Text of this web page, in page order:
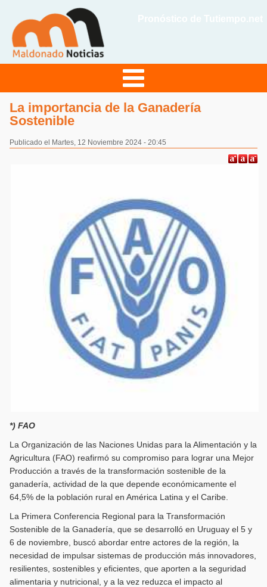
La importancia de la Ganadería
Sostenible
Publicado el Martes, 12 Noviembre 2024 - 20:45
*) FAO
La Organización de las Naciones Unidas para la Alimentación y la
Agricultura (FAO) reafirmó su compromiso para lograr una Mejor
Producción a través de la transformación sostenible de la
ganadería, actividad de la que depende económicamente el
64,5% de la población rural en América Latina y el Caribe.
La Primera Conferencia Regional para la Transformación
Sostenible de la Ganadería, que se desarrolló en Uruguay el 5 y
6 de noviembre, buscó abordar entre actores de la región, la
necesidad de impulsar sistemas de producción más innovadores,
resilientes, sostenibles y eficientes, que aporten a la seguridad
alimentaria y nutricional, y a la vez reduzca el impacto al